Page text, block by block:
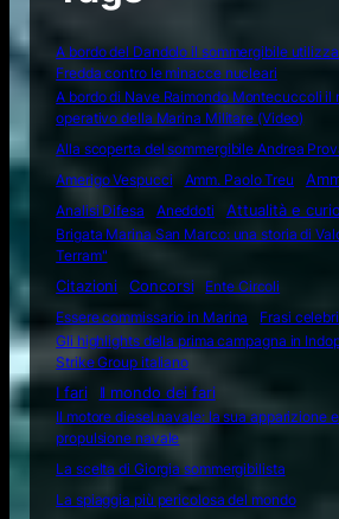
A bordo del Dandolo il sommergibile
Fredda contro le minacce nucleari
A bordo di Nave Raimondo Montecuccoli il
operativo della Marina Militare (Video)
Alla scoperta del sommergibile Andrea
Amerigo Vespucci
Amm. Paolo Treu
Analisi Difesa
Aneddoti Attualità e
Brigata Marina San Marco: una storia di
Terram"
Citazioni
Concorsi
Ente Circoli
Essere commissario in Marina
Frasi celebri
Gli highlights della prima campagna in
Strike Group italiano
I fari
Il mondo dei fari
Il motore diesel navale: la sua apparizione
propulsione navale
La scelta di Giorgia sommergibilista
La spiaggia più pericolosa del mondo